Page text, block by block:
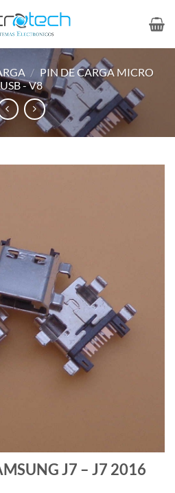
/ PIN DE CARGA MICRO
USB - V8
J7 – J7 2016